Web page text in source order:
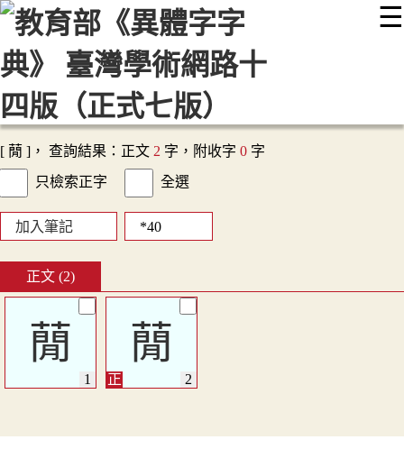
☰
::: 最新消息 常見問題 編輯說明
顯示模式
網站導覽
[ 蕑 ]， 查詢結果：正文 2 字，附收字 0 字
只檢索正字
全選
加入筆記
正文 (2)
蕑 蕑